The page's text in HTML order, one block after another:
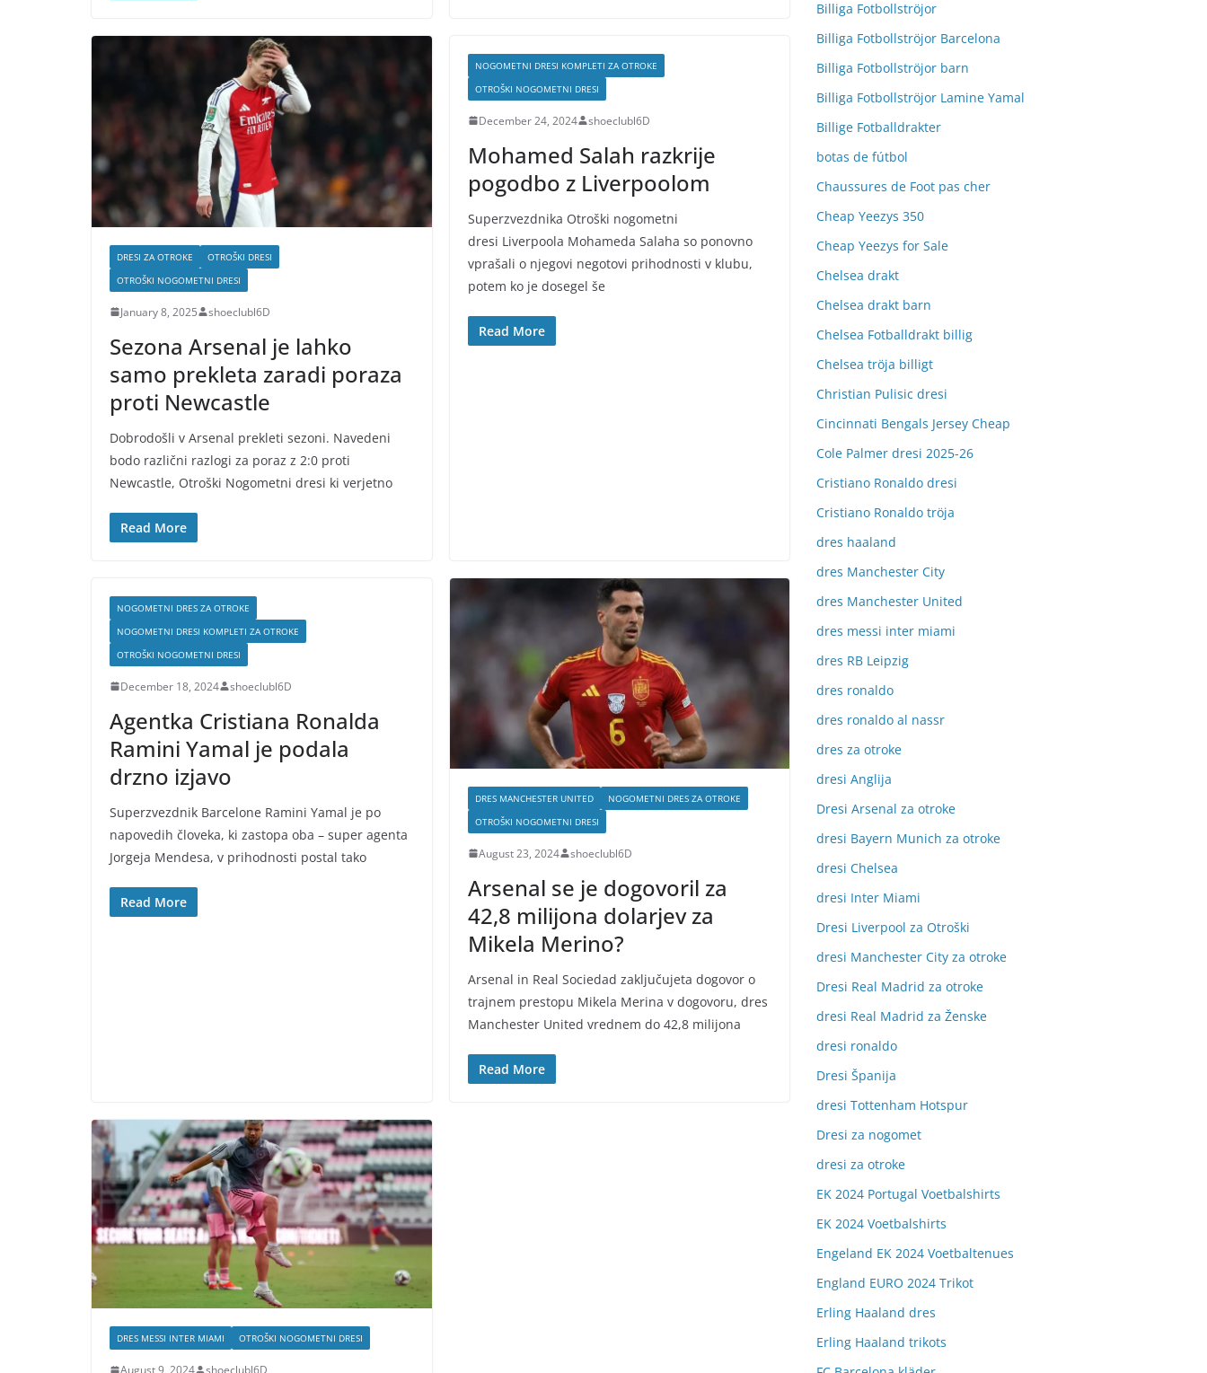
DRESI ZA OTROKE
OTROŠKI DRESI
OTROŠKI NOGOMETNI DRESI
January 8, 2025 shoeclubl6D
Sezona Arsenal je lahko
samo prekleta zaradi poraza
proti Newcastle
Dobrodošli v Arsenal prekleti sezoni. Navedeni
bodo različni razlogi za poraz z 2:0 proti
Newcastle, Otroški Nogometni dresi ki verjetno
Read More
NOGOMETNI DRESI KOMPLETI ZA OTROKE
OTROŠKI NOGOMETNI DRESI
December 24, 2024 shoeclubl6D
Mohamed Salah razkrije
pogodbo z Liverpoolom
Superzvezdnika Otroški nogometni
dresi Liverpoola Mohameda Salaha so ponovno
vprašali o njegovi negotovi prihodnosti v klubu,
potem ko je dosegel še
Read More
NOGOMETNI DRES ZA OTROKE
NOGOMETNI DRESI KOMPLETI ZA OTROKE
OTROŠKI NOGOMETNI DRESI
December 18, 2024 shoeclubl6D
Agentka Cristiana Ronalda
Ramini Yamal je podala
drzno izjavo
Superzvezdnik Barcelone Ramini Yamal je po
napovedih človeka, ki zastopa oba – super agenta
Jorgeja Mendesa, v prihodnosti postal tako
Read More
DRES MANCHESTER UNITED
NOGOMETNI DRES ZA OTROKE
OTROŠKI NOGOMETNI DRESI
August 23, 2024 shoeclubl6D
Arsenal se je dogovoril za
42,8 milijona dolarjev za
Mikela Merino?
Arsenal in Real Sociedad zaključujeta dogovor o
trajnem prestopu Mikela Merina v dogovoru, dres
Manchester United vrednem do 42,8 milijona
Read More
DRES MESSI INTER MIAMI OTROŠKI NOGOMETNI DRESI
Billiga Fotbollströjor
Billiga Fotbollströjor Barcelona
Billiga Fotbollströjor barn
Billiga Fotbollströjor Lamine Yamal
Billige Fotballdrakter
botas de fútbol
Chaussures de Foot pas cher
Cheap Yeezys 350
Cheap Yeezys for Sale
Chelsea drakt
Chelsea drakt barn
Chelsea Fotballdrakt billig
Chelsea tröja billigt
Christian Pulisic dresi
Cincinnati Bengals Jersey Cheap
Cole Palmer dresi 2025-26
Cristiano Ronaldo dresi
Cristiano Ronaldo tröja
dres haaland
dres Manchester City
dres Manchester United
dres messi inter miami
dres RB Leipzig
dres ronaldo
dres ronaldo al nassr
dres za otroke
dresi Anglija
Dresi Arsenal za otroke
dresi Bayern Munich za otroke
dresi Chelsea
dresi Inter Miami
Dresi Liverpool za Otroški
dresi Manchester City za otroke
Dresi Real Madrid za otroke
dresi Real Madrid za Ženske
dresi ronaldo
Dresi Španija
dresi Tottenham Hotspur
Dresi za nogomet
dresi za otroke
EK 2024 Portugal Voetbalshirts
EK 2024 Voetbalshirts
Engeland EK 2024 Voetbaltenues
England EURO 2024 Trikot
Erling Haaland dres
Erling Haaland trikots